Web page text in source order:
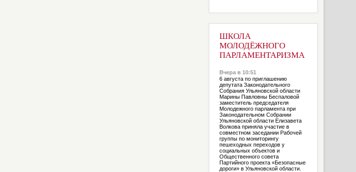
ШКОЛА
МОЛОДЁЖНОГО
ПАРЛАМЕНТАРИЗМА
Вчера в 10:51
6 августа по приглашению
депутата Законодательного
Собрания Ульяновской области
Марины Павловны Беспаловой
заместитель председателя
Молодежного парламента при
Законодательном Собрании
Ульяновской области Елизавета
Волкова приняла участие в
совместном заседании Рабочей
группы по мониторингу
пешеходных переходов у
социальных объектов и
Общественного совета
Партийного проекта «Безопасные
дороги» в Ульяновской области.